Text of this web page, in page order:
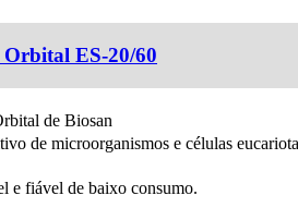
ES-20/60
de Biosan
de microorganismos e células
e fiável de baixo consumo.